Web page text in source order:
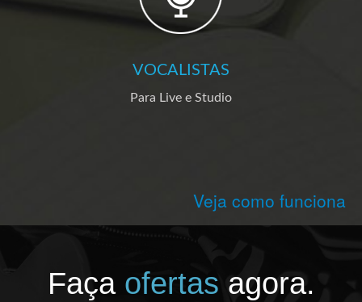
VOCALISTAS
Para Live e Studio
Veja como funciona
Faça ofertas agora.